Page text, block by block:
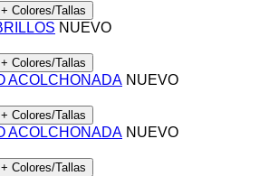
+ Colores/Tallas
NUEVO
+ Colores/Tallas
NUEVO
+ Colores/Tallas
NUEVO
+ Colores/Tallas